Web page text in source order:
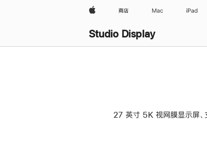
Apple 商店 Mac iPad
Studio Display
27 英寸 5K 视网膜显示屏